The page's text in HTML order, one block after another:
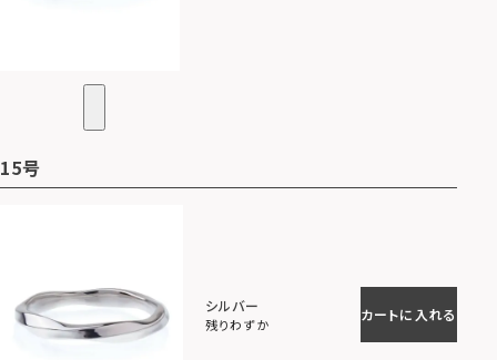
15号
シルバー
残りわずか
カートに入れる